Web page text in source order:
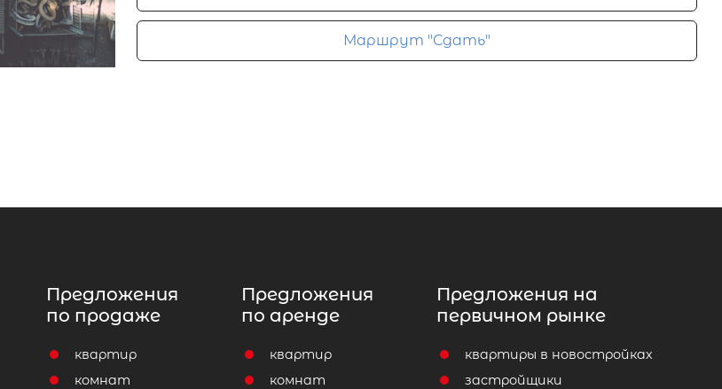
Маршрут "Сдать"
Предложения
по продаже
квартир
комнат
Предложения
по аренде
квартир
комнат
Предложения на
первичном рынке
квартиры в новостройках
застройщики